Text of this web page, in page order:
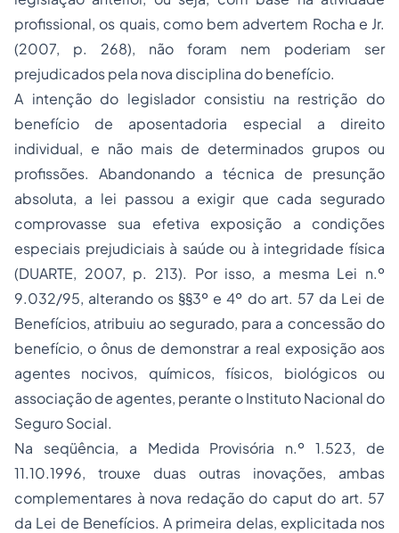
profissional, os quais, como bem advertem Rocha e Jr.
(2007, p. 268), não foram nem poderiam ser
prejudicados pela nova disciplina do benefício.
A intenção do legislador consistiu na restrição do
benefício de aposentadoria especial a direito
individual, e não mais de determinados grupos ou
profissões. Abandonando a técnica de presunção
absoluta, a lei passou a exigir que cada segurado
comprovasse sua efetiva exposição a condições
especiais prejudiciais à saúde ou à integridade física
(DUARTE, 2007, p. 213). Por isso, a mesma Lei n.º
9.032/95, alterando os §§3º e 4º do art. 57 da Lei de
Benefícios, atribuiu ao segurado, para a concessão do
benefício, o ônus de demonstrar a real exposição aos
agentes nocivos, químicos, físicos, biológicos ou
associação de agentes, perante o Instituto Nacional do
SeguroSocial.
Na seqüência, a Medida Provisória n.º 1.523, de
11.10.1996, trouxe duas outras inovações, ambas
complementares à nova redação do caput do art. 57
da Lei de Benefícios. A primeira delas, explicitada nos